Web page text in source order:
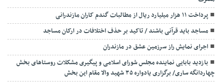
پرداخت ۱۱ هزار میلیارد ریال از مطالبات گندم کاران مازندرانی
مساجد باید قرآنی باشند / تاکید بر حذف اختلافات در ارکان مساجد
اجرای نمایش راز سرزمین عشق در مازندران
بازدید بابایی نماینده مجلس شورای اسلامی و پیگیری مشکلات روستاهای بخش
چهاردانگه ساری/ برگزاری یادواره ۳۵ شهید والا مقام این بخش